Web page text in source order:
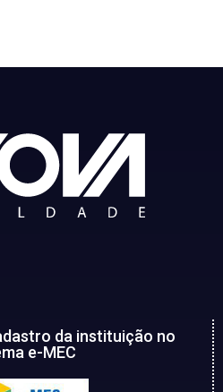
da instituição no
e-MEC